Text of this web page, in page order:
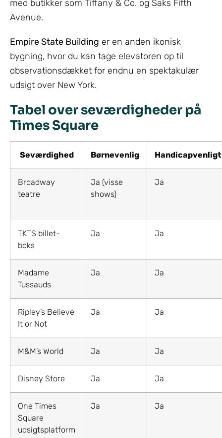
med butikker som Tiffany & Co. og Saks Fifth
Avenue.
Empire State Building er en anden ikonisk
bygning, hvor du kan tage elevatoren op til
observationsdækket for endnu en spektakulær
udsigt over New York.
Tabel over seværdigheder på
Times Square
Seværdighed Børnevenlig Handicapvenligt
Broadway
teatre
Ja (visse
shows)
Ja
TKTS billet-
boks
Ja Ja
Madame
Tussauds
Ja Ja
Ripley’s Believe
It or Not
Ja Ja
M&M’s World Ja Ja
Disney Store Ja Ja
One Times
Square
udsigtsplatform
Ja Ja